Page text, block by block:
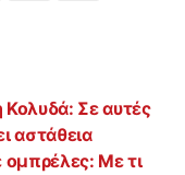
Σε αυτές
αστάθεια
ομπρέλες: Με τι